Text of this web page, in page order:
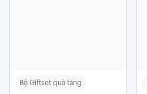
Bộ Giftset quà tặng